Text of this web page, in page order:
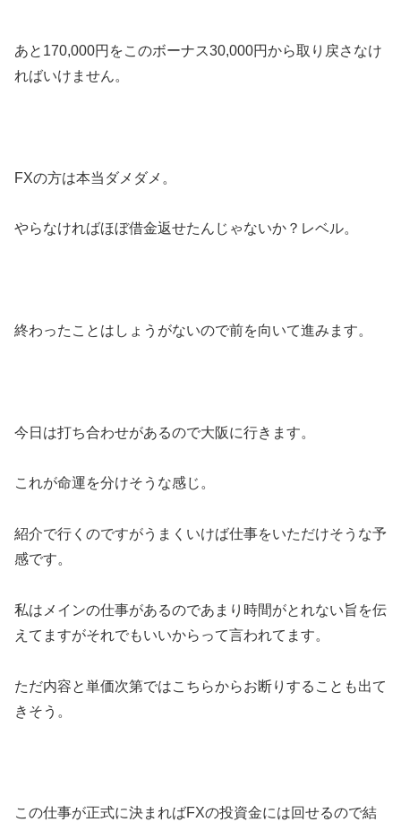
あと170,000円をこのボーナス30,000円から取り戻さなけ
ればいけません。
FXの方は本当ダメダメ。
やらなければほぼ借金返せたんじゃないか？レベル。
終わったことはしょうがないので前を向いて進みます。
今日は打ち合わせがあるので大阪に行きます。
これが命運を分けそうな感じ。
紹介で行くのですがうまくいけば仕事をいただけそうな予
感です。
私はメインの仕事があるのであまり時間がとれない旨を伝
えてますがそれでもいいからって言われてます。
ただ内容と単価次第ではこちらからお断りすることも出て
きそう。
この仕事が正式に決まればFXの投資金には回せるので結